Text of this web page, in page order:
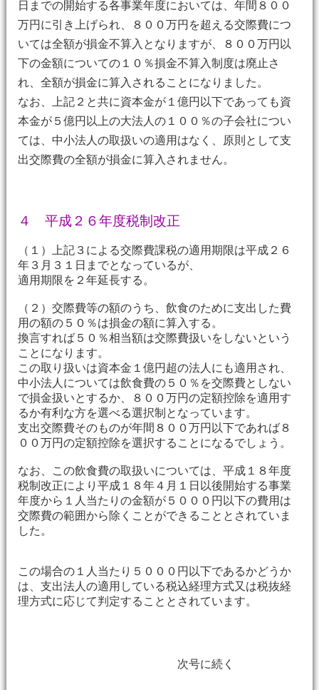
日までの開始する各事業年度においては、年間８００
万円に引き上げられ、８００万円を超える交際費につ
いては全額が損金不算入となりますが、８００万円以
下の金額についての１０％損金不算入制度は廃止さ
れ、全額が損金に算入されることになりました。
なお、上記２と共に資本金が１億円以下であっても資
本金が５億円以上の大法人の１００％の子会社につい
ては、中小法人の取扱いの適用はなく、原則として支
出交際費の全額が損金に算入されません。
４ 平成２６年度税制改正
（１）上記３による交際費課税の適用期限は平成２６
年３月３１日までとなっているが、
適用期限を２年延長する。
（２）交際費等の額のうち、飲食のために支出した費
用の額の５０％は損金の額に算入する。
換言すれば５０％相当額は交際費扱いをしないという
ことになります。
この取り扱いは資本金１億円超の法人にも適用され、
中小法人については飲食費の５０％を交際費としない
で損金扱いとするか、８００万円の定額控除を適用す
るか有利な方を選べる選択制となっています。
支出交際費そのものが年間８００万円以下であれば８
００万円の定額控除を選択することになるでしょう。
なお、この飲食費の取扱いについては、平成１８年度
税制改正により平成１８年４月１日以後開始する事業
年度から１人当たりの金額が５０００円以下の費用は
交際費の範囲から除くことができることとされていま
した。
この場合の１人当たり５０００円以下であるかどうか
は、支出法人の適用している税込経理方式又は税抜経
理方式に応じて判定することとされています。
次号に続く